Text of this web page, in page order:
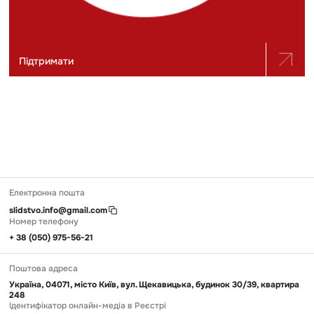
Підтримати
Електронна пошта
slidstvo.info@gmail.com
Номер телефону
+ 38 (050) 975-56-21
Поштова адреса
Україна, 04071, місто Київ, вул. Щекавицька, будинок 30/39, квартира
248
Ідентифікатор онлайн-медіа в Реєстрі